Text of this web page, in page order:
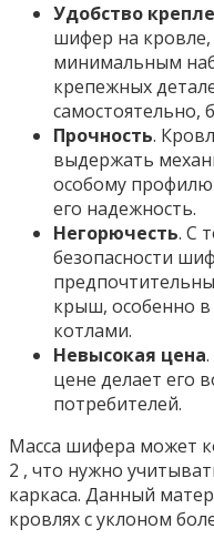
Удобство
шифер на кровле,
минимальным
крепежных
самостоятельно,
Прочность.
выдержать
особому
его надежность.
Негорючесть. С
безопасности
крыш, особенно
котлами.
Невысокая цена
цене делает его
потребителей.
Масса шифера может
2 , что нужно
каркаса. Данный
кровлях с уклоном